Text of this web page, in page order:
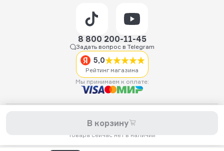
В корзину
Товара сейчас нет в наличии
8 800 200-11-45
Задать вопрос в Telegram
5,0
Рейтинг магазина
Мы принимаем к оплате:
самокатов, запчастей для самокатов, аксессуаров, экипировки,
одежды и обуви.